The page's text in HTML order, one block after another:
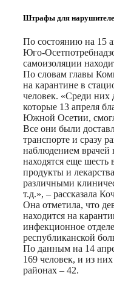
Штрафы для
По состоянию на 15
Юго-
самоизоляции
По словам главы
на карантине в
человек. «Среди
которые 13 апреля
Южной Осетии,
Все они были
транспорте и сразу
наблюдением
находятся еще шесть
продукты и
различными
т.д.», – рассказала
Она отметила, что
находится на
инфекционное
республиканской
По данным на 14
169 человек, и из
районах – 42.